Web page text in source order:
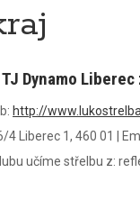
TJ Dynamo Liberec
http://
4 Liberec 1, 460 01
učíme střelbu z: